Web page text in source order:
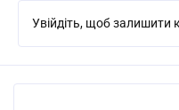
Увійдіть, щоб залишити